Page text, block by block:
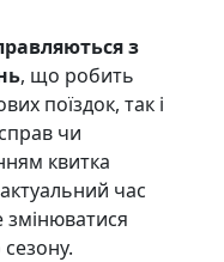
з
, що робить
поїздок, так і
чи
квитка
час
змінюватися